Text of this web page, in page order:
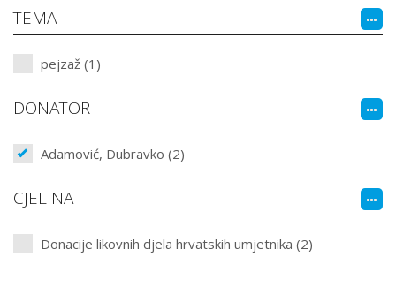
TEMA
pejzaž (1)
DONATOR
Adamović, Dubravko (2)
CJELINA
Donacije likovnih djela hrvatskih umjetnika (2)